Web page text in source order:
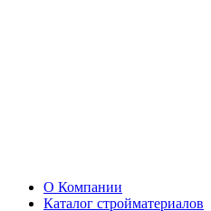
О Компании
Каталог стройматериалов